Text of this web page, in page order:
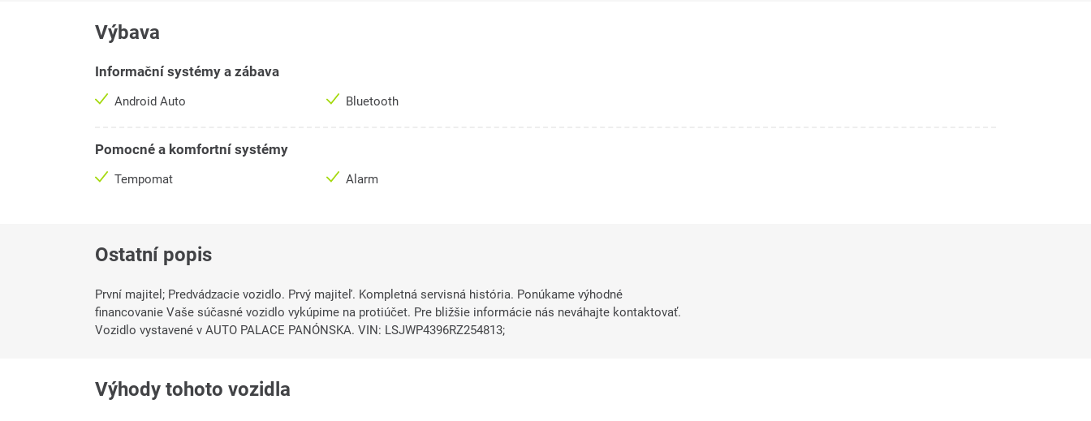
Výbava
Informační systémy a zábava
Android Auto Bluetooth
Pomocné a komfortní systémy
Tempomat Alarm
Ostatní popis
První majitel; Predvádzacie vozidlo. Prvý majiteľ. Kompletná servisná história. Ponúkame výhodné
financovanie Vaše súčasné vozidlo vykúpime na protiúčet. Pre bližšie informácie nás neváhajte kontaktovať.
Vozidlo vystavené v AUTO PALACE PANÓNSKA. VIN: LSJWP4396RZ254813;
Výhody tohoto vozidla